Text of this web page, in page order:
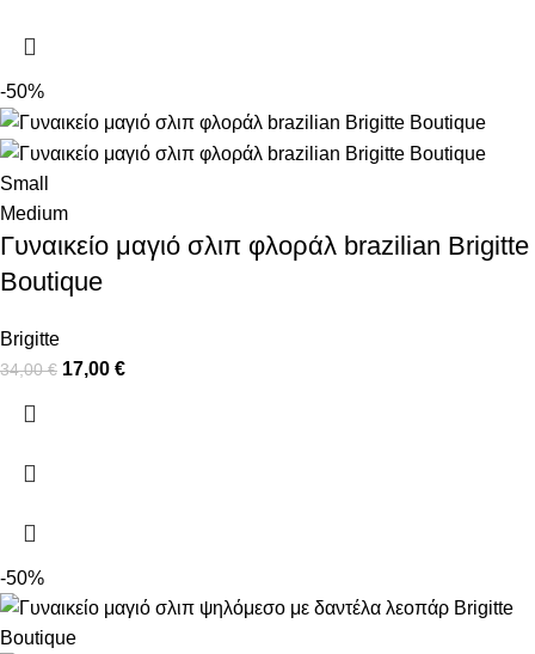
-50%
Small
Medium
Γυναικείο μαγιό σλιπ φλοράλ brazilian Brigitte
Boutique
Brigitte
34,00€ 17,00 €
-50%